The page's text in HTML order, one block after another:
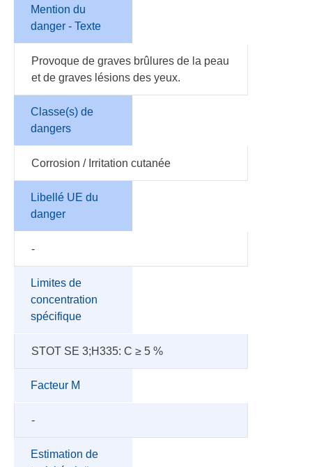
Mention du
danger - Texte
Provoque de graves brûlures de la peau
et de graves lésions des yeux.
Classe(s) de
dangers
Corrosion / Irritation cutanée
Libellé UE du
danger
-
Limites de
concentration
spécifique
STOT SE 3;H335: C ≥ 5 %
Facteur M
-
Estimation de